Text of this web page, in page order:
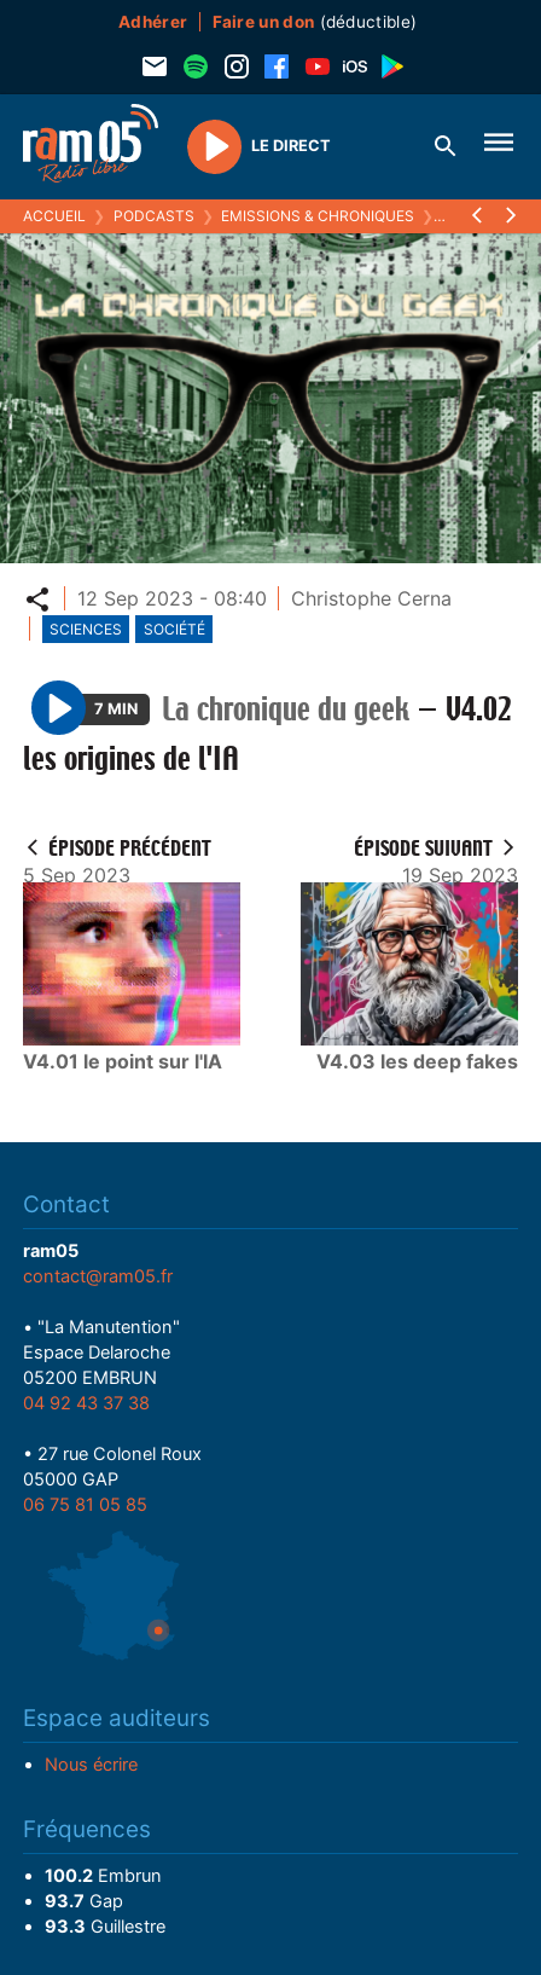
Adhérer Faire un don (déductible)
Play
LE DIRECT
ACCUEIL ❯ PODCASTS ❯ EMISSIONS & CHRONIQUES ❯ LA
Partager
12 Sep 2023 - 08:40 Christophe Cerna
SCIENCES SOCIÉTÉ
P
7 MIN La chronique du geek — V4.02
les origines de l'IA
ÉPISODE PRÉCÉDENT
5 Sep 2023
V4.01 le point sur l'IA
ÉPISODE SUIVANT
19 Sep 2023
V4.03 les deep fakes
Contact
ram05
contact@ram05.fr
• "La Manutention"
Espace Delaroche
05200 EMBRUN
04 92 43 37 38
• 27 rue Colonel Roux
05000 GAP
06 75 81 05 85
Espace auditeurs
Nous écrire
Fréquences
100.2Embrun
93.7 Gap
93.3 Guillestre